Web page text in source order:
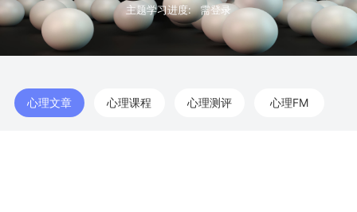
主题学习进度:
心理文章 心理课程 心理测评 心理FM